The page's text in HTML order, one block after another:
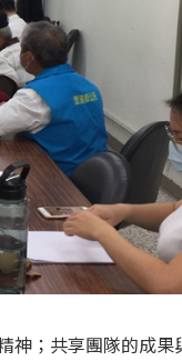
神；共享團隊的成果